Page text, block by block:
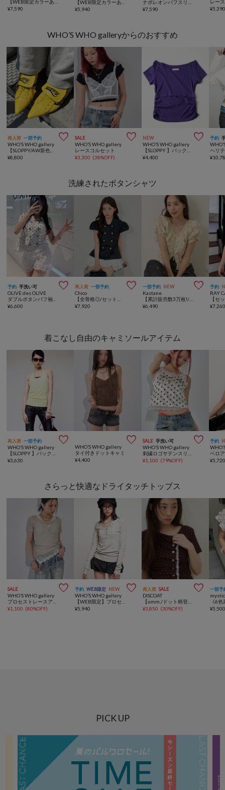
¥7,590
¥5,940
¥7,590
レー
¥
WHO’S WHO galleryからのおすすめ
再入荷 一部予約 
WHO’S WHO gallery
¥8,800
SALE 
WHO’S WHO gallery
レースコルセット
¥3,300 (38%OFF)
NEW 
WHO’S WHO gallery
¥4,400
予約
¥
洗練されたボタンシャツ
予約 手洗い可 
OLIVE des OLIVE
¥6,600
再入荷 一部予約 
Chico
¥7,920
一部予約 NEW 
Kastane
【累計販売数3万枚!/着痩せ◎】クシュクシュブラウス
¥6,490
予約
RAY
¥
着こなし自由のキャミソールアイテム
再入荷 一部予約 
WHO’S WHO gallery
¥3,630

WHO’S WHO gallery
タイ付きドットキャミ
¥4,400
SALE 手洗い可 
WHO’S WHO gallery
¥1,100 (79%OFF)
予約
ベロ
¥
さらっと快適なドライタッチトップス
SALE 
WHO’S WHO gallery
¥1,100 (80%OFF)
予約 WEB限定 NEW 
WHO’S WHO gallery
¥5,940
再入荷 SALE 
DISCOAT
【umm./ドット柄登場♪8色展開】レースレイヤードドレープ半袖プルオーバー
¥3,850 (30%OFF)
一部予
mystic
¥
PICK UP